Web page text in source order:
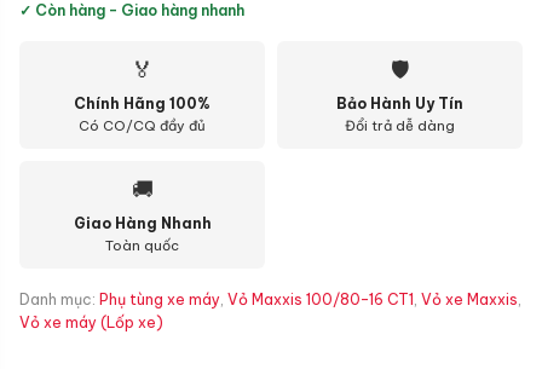
✓ Còn hàng - Giao hàng nhanh
🏅
Chính Hãng 100%
Có CO/CQ đầy đủ
🛡
Bảo Hành Uy Tín
Đổi trả dễ dàng
🚚
Giao Hàng Nhanh
Toàn quốc
Danh mục: Phụ tùng xe máy, Vỏ Maxxis 100/80-16 CT1 , Vỏ xe Maxxis,
Vỏ xe máy (Lốp xe)